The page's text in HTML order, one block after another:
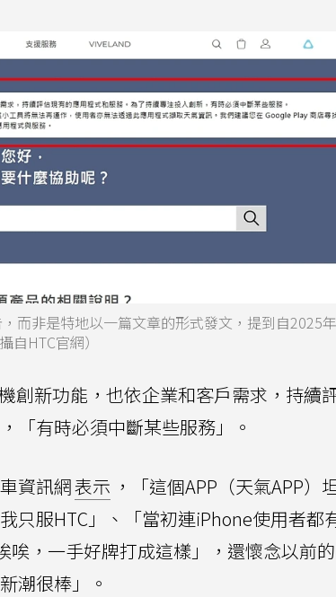
而非是特地以一篇文章的形式發文，提到自2025
自HTC官網）
創新功能，也依企業和客戶需求，持續
「有時必須中斷某些服務」。
資訊網表示 ，「這個APP（天氣APP）
只服HTC」、「當初連iPhone使用者都
唉，一手好牌打成這樣」，還懷念以前
潮很棒」。